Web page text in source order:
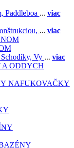
Paddleboa ... viac
... viac
Schodíky, Vy ... viac
A ODDYCH
NAFUKOVAČKY